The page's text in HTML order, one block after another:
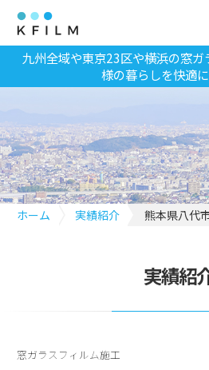
九州全域や東京23区や横浜の窓
様の暮らしを快適
ホーム 実績紹介 熊本県八代
実績紹
窓ガラスフィルム施工